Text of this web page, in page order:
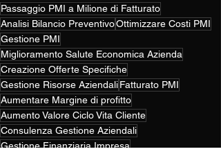
Passaggio PMI a Milione di Fatturato
Analisi Bilancio PreventivoOttimizzare Costi PMI
Gestione PMI
Miglioramento Salute Economica Azienda
Creazione Offerte Specifiche
Gestione Risorse AziendaliFatturato PMI
Aumentare Margine di profitto
Aumento Valore Ciclo Vita Cliente
Consulenza Gestione Aziendali
Gestione Finanziaria Impresa